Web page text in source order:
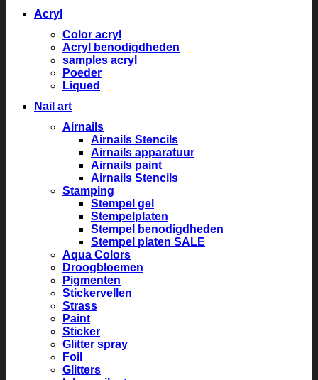
Acryl
Color acryl
Acryl benodigdheden
samples acryl
Poeder
Liqued
Nail art
Airnails
Airnails Stencils
Airnails apparatuur
Airnails paint
Airnails Stencils
Stamping
Stempel gel
Stempelplaten
Stempel benodigdheden
Stempel platen SALE
Aqua Colors
Droogbloemen
Pigmenten
Stickervellen
Strass
Paint
Sticker
Glitter spray
Foil
Glitters